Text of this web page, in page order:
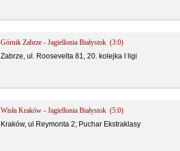
Górnik Zabrze - Jagiellonia Białystok (3:0)
Zabrze, ul. Roosevelta 81, 20. kolejka I ligi
Wisła Kraków - Jagiellonia Białystok (5:0)
Kraków, ul Reymonta 2; Puchar Ekstraklasy